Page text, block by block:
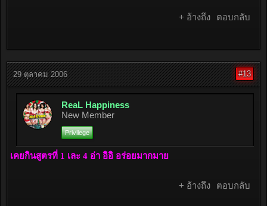
+ อ้างถึง ตอบกลับ
29 ตุลาคม 2006 #13
ReaL Happiness
New Member
Privilege
เคยกินสูตรที่ 1 เละ 4 อ่า อิอิ อร่อยมากมาย
+ อ้างถึง ตอบกลับ